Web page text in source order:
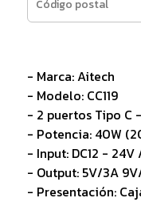
- Marca: Aitech
- Modelo: CC119
- 2 puertos Tipo C
- Potencia: 40W
- Input: DC12 -
- Output: 5V/3A
- Presentación: